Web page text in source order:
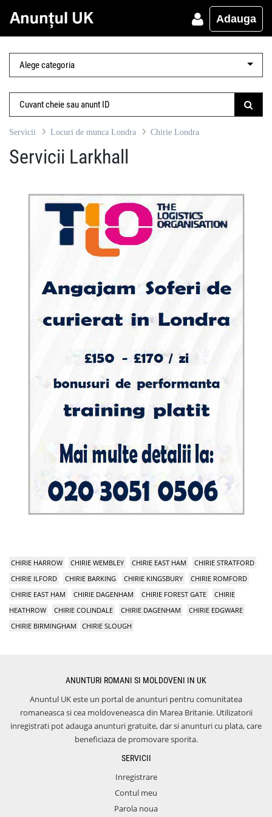
Adauga
Servicii Locuri de munca Londra Chirie Londra
Servicii Larkhall
CHIRIE HARROW CHIRIE WEMBLEY CHIRIE EAST HAM
CHIRIE STRATFORD
CHIRIE ILFORD
CHIRIE BARKING CHIRIE KINGSBURY
CHIRIE ROMFORD
CHIRIE EAST HAM
CHIRIE DAGENHAM CHIRIE FOREST GATE
CHIRIE
HEATHROW
CHIRIE COLINDALE CHIRIE DAGENHAM
CHIRIE EDGWARE
CHIRIE BIRMINGHAM
CHIRIE SLOUGH
ANUNTURI ROMANI SI MOLDOVENI IN UK
Anuntul UK este un portal de anunturi pentru comunitatea
romaneasca si cea moldoveneasca din Marea Britanie. Utilizatorii
inregistrati pot adauga anunturi gratuite, dar si anunturi cu plata, care
beneficiaza de promovare sporita.
SERVICII
Inregistrare
Contul meu
Parola noua